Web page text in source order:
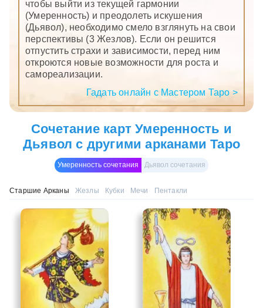
чтобы выйти из текущей гармонии
(Умеренность) и преодолеть искушения
(Дьявол), необходимо смело взглянуть на свои
перспективы (3 Жезлов). Если он решится
отпустить страхи и зависимости, перед ним
откроются новые возможности для роста и
самореализации.
Гадать онлайн с Мастером Таро >
Сочетание карт Умеренность и
Дьявол с другими арканами Таро
Умеренность сочетания Дьявол сочетания
Старшие Арканы Жезлы Кубки Мечи Пентакли